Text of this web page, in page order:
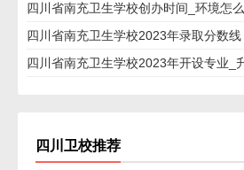
四川省南充卫生学校创办时间_环境怎
四川省南充卫生学校2023年录取分数线
四川省南充卫生学校2023年开设专业_
四川卫校推荐